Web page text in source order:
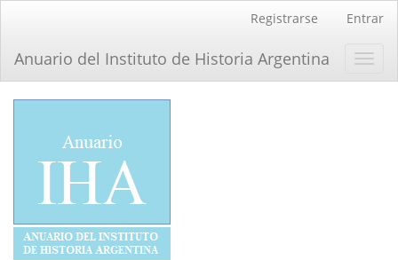
principal
Barra
lateral
Registrarse Entrar
Anuario del Instituto de Historia Argentina